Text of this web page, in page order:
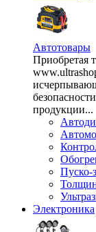
Автотовары
Приобретая
продукции...
Пуско-
Электроника